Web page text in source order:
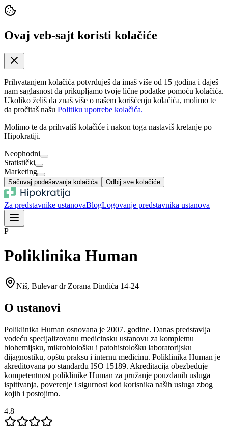
Ovaj veb-sajt koristi kolačiće
Prihvatanjem kolačića potvrđuješ da imaš više od 15 godina i daješ
nam saglasnost da prikupljamo tvoje lične podatke pomoću kolačića.
Ukoliko želiš da znaš više o našem korišćenju kolačića, molimo te
da pročitaš našu Politiku upotrebe kolačića.
Molimo te da prihvatiš kolačiće i nakon toga nastaviš kretanje po
Hipokratiji.
Neophodni
Statistički
Marketing
Sačuvaj podešavanja kolačića Odbij sve kolačiće
Za predstavnike ustanovaBlogLogovanje predstavnika ustanova
P
Poliklinika Human
Niš, Bulevar dr Zorana Đinđića 14-24
O ustanovi
Poliklinika Human osnovana je 2007. godine. Danas predstavlja
vodeću specijalizovanu medicinsku ustanovu za kompletnu
biohemijsku, mikrobiološku i patohistološku laboratorijsku
dijagnostiku, opštu praksu i internu medicinu. Poliklinika Human je
akreditovana po standardu ISO 15189. Akreditacija obezbeđuje
kompetentnost poliklinike Human za pružanje pouzdanih usluga
ispitivanja, poverenje i sigurnost kod korisnika naših usluga zbog
kojih i postojimo.
4.8